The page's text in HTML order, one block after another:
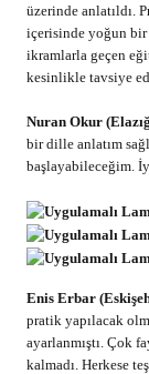
üzerinde anlatıldı.
içerisinde yoğun bir
ikramlarla geçen
kesinlikle tavsiye
Nuran Okur
bir dille anlatım
başlayabileceğim.
Enis Erbar
pratik yapılacak
ayarlanmıştı. Çok
kalmadı. Herkese